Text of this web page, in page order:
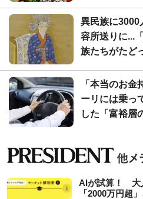
異民族に3000
容所送りに...
族たちがたど
「本当のお金
ーリには乗っ
した「富裕層
AIが試算！ 大
「2000万円超